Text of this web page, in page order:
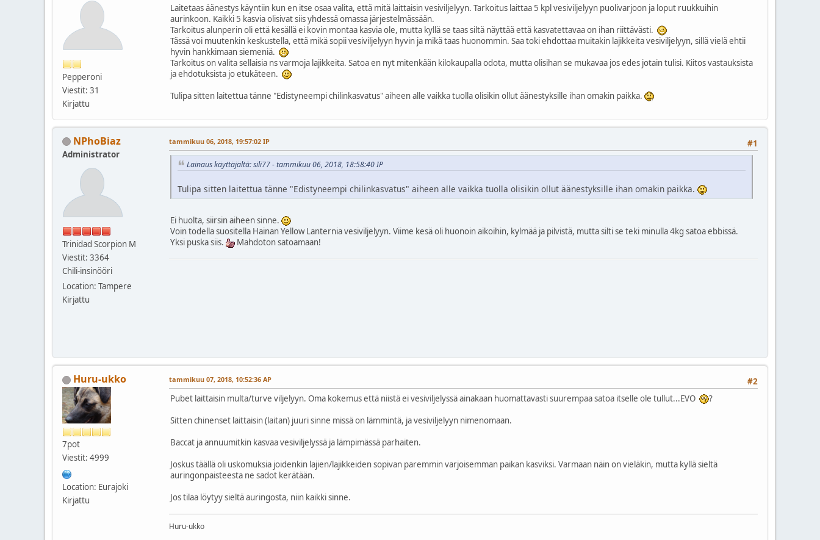
Pepperoni
Viestit: 31
Kirjattu
Laitetaas äänestys käyntiin kun en itse osaa valita, että mitä laittaisin vesiviljelyyn. Tarkoitus laittaa 5 kpl vesiviljelyyn puolivarjoon ja loput ruukkuihin
aurinkoon. Kaikki 5 kasvia olisivat siis yhdessä omassa järjestelmässään.
Tarkoitus alunperin oli että kesällä ei kovin montaa kasvia ole, mutta kyllä se taas siltä näyttää että kasvatettavaa on ihan riittävästi.
Tässä voi muutenkin keskustella, että mikä sopii vesiviljelyyn hyvin ja mikä taas huonommin. Saa toki ehdottaa muitakin lajikkeita vesiviljelyyn, sillä vielä ehtii
hyvin hankkimaan siemeniä.
Tarkoitus on valita sellaisia ns varmoja lajikkeita. Satoa en nyt mitenkään kilokaupalla odota, mutta olisihan se mukavaa jos edes jotain tulisi. Kiitos vastauksista
ja ehdotuksista jo etukäteen.
Tulipa sitten laitettua tänne "Edistyneempi chilinkasvatus" aiheen alle vaikka tuolla olisikin ollut äänestyksille ihan omakin paikka.
NPhoBiaz
Administrator
Trinidad Scorpion M
Viestit: 3364
Chili-insinööri
Location: Tampere
Kirjattu
#1
tammikuu 06, 2018, 19:57:02 IP
Lainaus käyttäjältä: sili77 - tammikuu 06, 2018, 18:58:40 IP
Tulipa sitten laitettua tänne "Edistyneempi chilinkasvatus" aiheen alle vaikka tuolla olisikin ollut äänestyksille ihan omakin paikka.
Ei huolta, siirsin aiheen sinne.
Voin todella suositella Hainan Yellow Lanternia vesiviljelyyn. Viime kesä oli huonoin aikoihin, kylmää ja pilvistä, mutta silti se teki minulla 4kg satoa ebbissä.
Yksi puska siis.
Mahdoton satoamaan!
Huru-ukko
7pot
Viestit: 4999
Location: Eurajoki
Kirjattu
#2
tammikuu 07, 2018, 10:52:36 AP
Pubet laittaisin multa/turve viljelyyn. Oma kokemus että niistä ei vesiviljelyssä ainakaan huomattavasti suurempaa satoa itselle ole tullut...EVO
?
Sitten chinenset laittaisin (laitan) juuri sinne missä on lämmintä, ja vesiviljelyyn nimenomaan.
Baccat ja annuumitkin kasvaa vesiviljelyssä ja lämpimässä parhaiten.
Joskus täällä oli uskomuksia joidenkin lajien/lajikkeiden sopivan paremmin varjoisemman paikan kasviksi. Varmaan näin on vieläkin, mutta kyllä sieltä
auringonpaisteesta ne sadot kerätään.
Jos tilaa löytyy sieltä auringosta, niin kaikki sinne.
Huru-ukko